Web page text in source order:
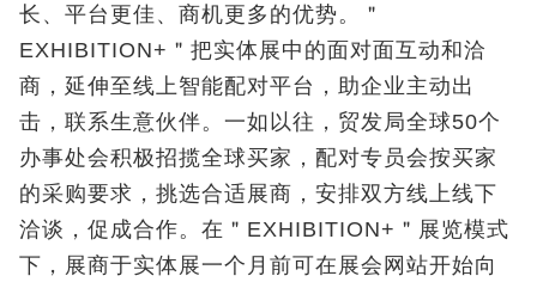
长、平台更佳、商机更多的优势。＂
EXHIBITION+＂把实体展中的面对面互动和洽
商，延伸至线上智能配对平台，助企业主动出
击，联系生意伙伴。一如以往，贸发局全球50个
办事处会积极招揽全球买家，配对专员会按买家
的采购要求，挑选合适展商，安排双方线上线下
洽谈，促成合作。在＂EXHIBITION+＂展览模式
下，展商于实体展一个月前可在展会网站开始向